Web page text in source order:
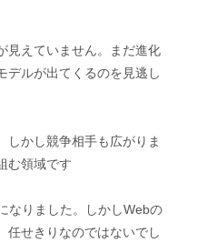
見えていません。まだ進化
デルが出てくるのを見逃し
かし競争相手も広がりま
む領域です
なりました。しかしWebの
任せきりなのではないでし